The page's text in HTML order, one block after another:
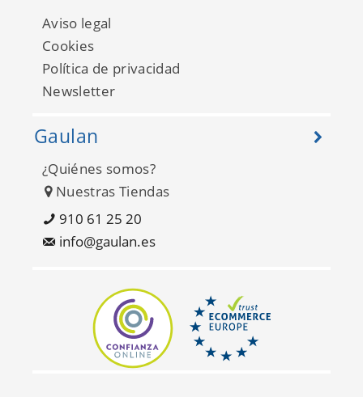
Seychelles FD26403
Aviso legal
Cookies
Política de privacidad
Newsletter
Gaulan
¿Quiénes somos?
Nuestras Tiendas
910 61 25 20
info@gaulan.es